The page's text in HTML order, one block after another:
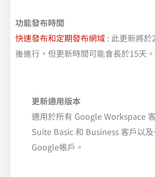
功能發布時間
快速發布和定期發布網域 : 此更新將
後進行，但更新時間可能會長於15天。
更新適用版本
適用於所有 Google Workspace
Suite Basic 和 Business 客戶以
Google帳戶。